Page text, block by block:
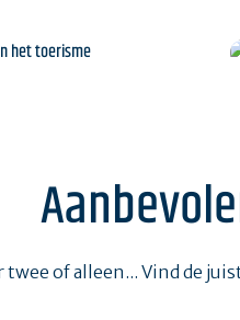
Brochures
of alleen... Vind de